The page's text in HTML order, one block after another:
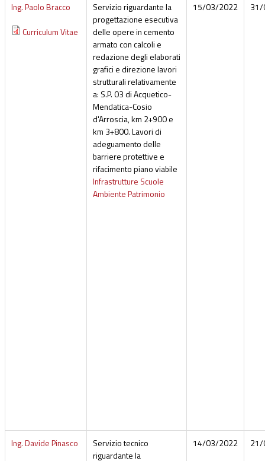
Ing. Paolo Bracco
Curriculum Vitae
Servizio riguardante la
progettazione esecutiva
delle opere in cemento
armato con calcoli e
redazione degli elaborati
grafici e direzione lavori
strutturali relativamente
a: S.P. 03 di Acquetico-
Mendatica-Cosio
d'Arroscia, km 2+900 e
km 3+800. Lavori di
adeguamento delle
barriere protettive e
rifacimento piano viabile
Infrastrutture Scuole
Ambiente Patrimonio
15/03/2022
Ing. Davide Pinasco
Servizio tecnico
riguardante la
14/03/2022